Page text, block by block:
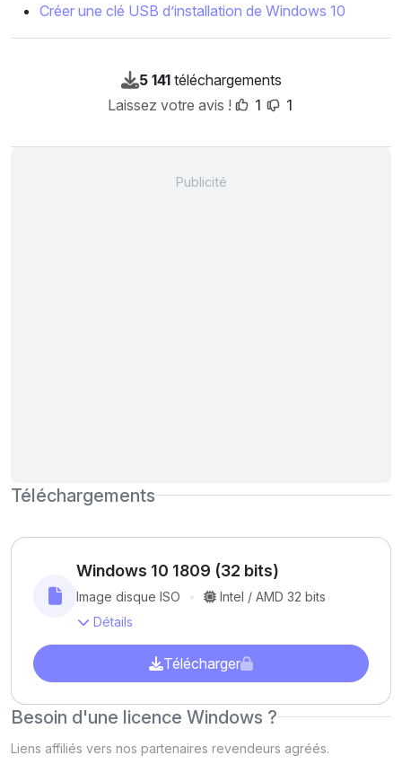
Créer une clé USB d’installation de Windows 10
5 141téléchargements
Laissez votre avis !
1 1
Téléchargements
Windows 10 1809 (32 bits)
Image disque ISO
Intel / AMD 32 bits
Détails
Télécharger
Besoin d'une licence Windows ?
Liens affiliés vers nos partenaires revendeurs agréés.